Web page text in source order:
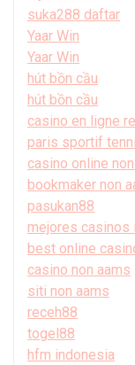
suka288 daftar
Yaar Win
Yaar Win
hút bồn cầu
hút bồn cầu
casino en ligne
paris sportif
casino online
bookmaker non
pasukan88
mejores casinos
best online
casino non aams
siti non aams
receh88
togel88
hfm indonesia